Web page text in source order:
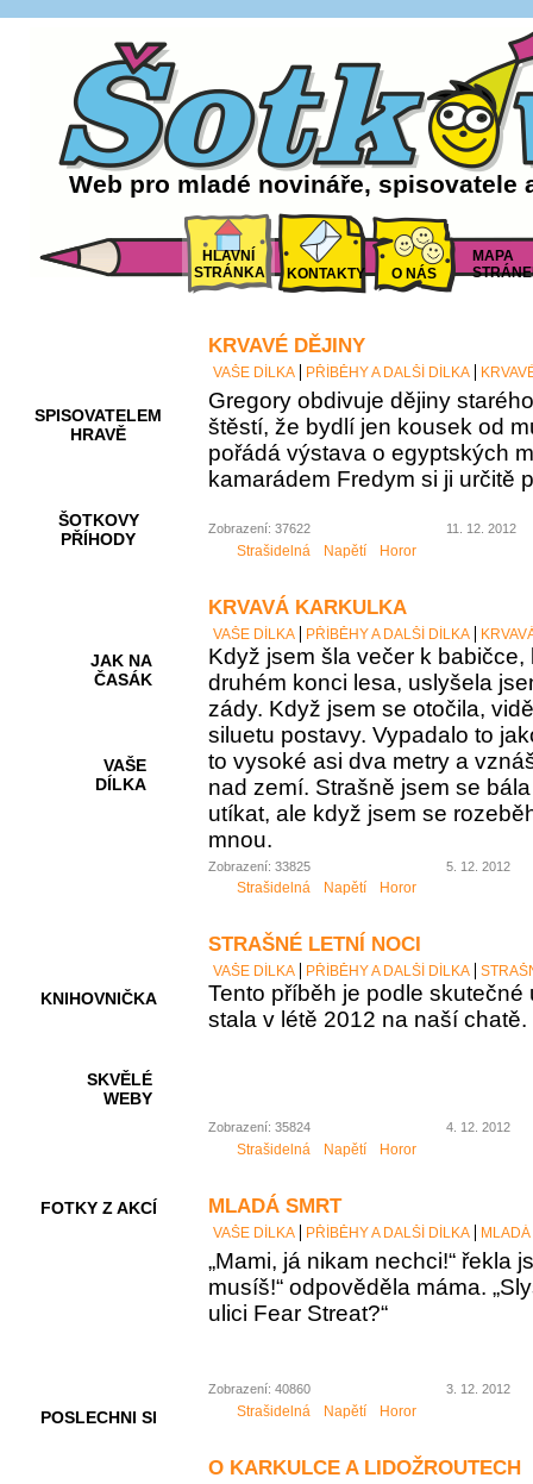
Web pro mladé novináře, spisovatele
HLAVNÍ
STRÁNKA
KONTAKTY O NÁS
MAPA
SPISOVATELEM
HRAVĚ
ŠOTKOVY
PŘÍHODY
JAK NA
ČASÁK
VAŠE
DÍLKA
KNIHOVNIČKA
SKVĚLÉ
WEBY
FOTKY Z AKCÍ
POSLECHNI SI
KRVAVÉ DĚJINY
VAŠE DÍLKA PŘÍBĚHY A DALŠÍ DÍLKA
Gregory obdivuje dějiny
štěstí, že bydlí jen kousek od
pořádá výstava o egyptských
kamarádem Fredym si ji určitě
Zobrazení: 37622 11. 12. 2012
Strašidelná Napětí Horor
KRVAVÁ KARKULKA
VAŠE DÍLKA PŘÍBĚHY A DALŠÍ DÍLKA
Když jsem šla večer k babičce,
druhém konci lesa, uslyšela
zády. Když jsem se otočila,
siluetu postavy. Vypadalo to
to vysoké asi dva metry a
nad zemí. Strašně jsem se
utíkat, ale když jsem se
mnou.
Zobrazení: 33825 5. 12. 2012
Strašidelná Napětí Horor
STRAŠNÉ LETNÍ NOCI
VAŠE DÍLKA PŘÍBĚHY A DALŠÍ DÍLKA
Tento příběh je podle skutečné
stala v létě 2012 na naší chatě.
Zobrazení: 35824 4. 12. 2012
Strašidelná Napětí Horor
MLADÁ SMRT
VAŠE DÍLKA PŘÍBĚHY A DALŠÍ DÍLKA
„Mami, já nikam nechci!“ řekla
musíš!“ odpověděla máma.
ulici Fear Streat?“
Zobrazení: 40860 3. 12. 2012
Strašidelná Napětí Horor
O KARKULCE A LIDOŽROUTECH